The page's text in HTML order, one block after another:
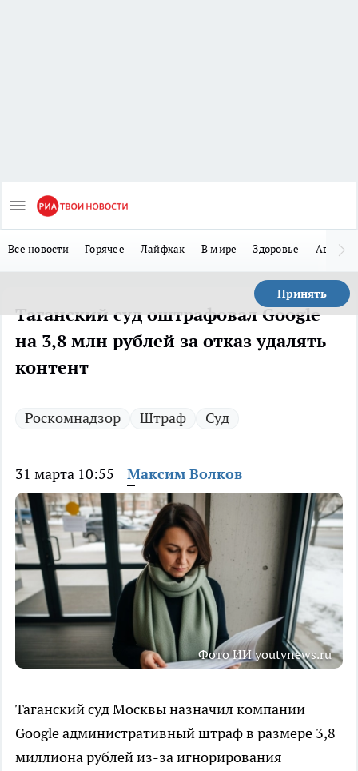
Все новости Горячее Лайфхак В мире Здоровье Авто
Принять
Таганский суд оштрафовал Google
на 3,8 млн рублей за отказ удалять
контент
Роскомнадзор Штраф Суд
31 марта 10:55 Максим Волков
Фото ИИ youtvnews.ru
Таганский суд Москвы назначил компании
Google административный штраф в размере 3,8
миллиона рублей из-за игнорирования